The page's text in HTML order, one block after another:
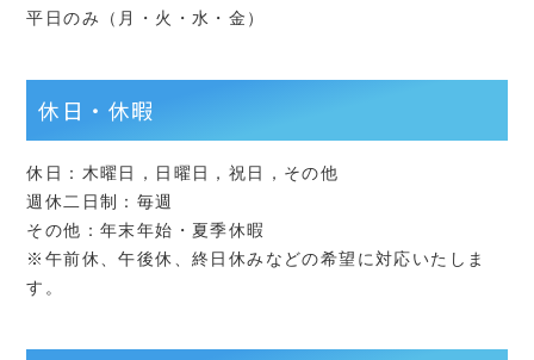
平日のみ（月・火・水・金）
休日・休暇
休日：木曜日，日曜日，祝日，その他
週休二日制：毎週
その他：年末年始・夏季休暇
※午前休、午後休、終日休みなどの希望に対応いたしま
す。